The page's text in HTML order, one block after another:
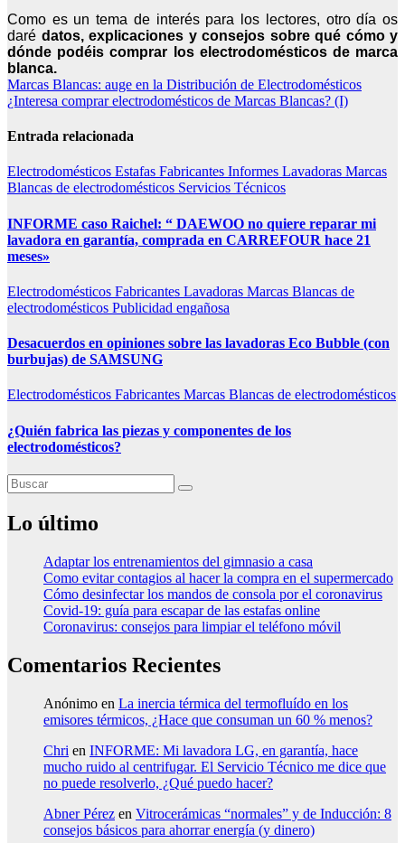
Como es un tema de interés para los lectores, otro día os
daré datos, explicaciones y consejos sobre qué cómo y
dónde podéis comprar los electrodomésticos de marca
blanca.
Navegación
de
entradas
Marcas Blancas: auge en la Distribución de Electrodomésticos
¿Interesa comprar electrodomésticos de Marcas Blancas? (I)
Entrada relacionada
Electrodomésticos Estafas Fabricantes Informes Lavadoras Marcas
Blancas de electrodomésticos Servicios Técnicos
INFORME caso Raichel: “ DAEWOO no quiere reparar mi
lavadora en garantía, comprada en CARREFOUR hace 21
meses»
Electrodomésticos Fabricantes Lavadoras Marcas Blancas de
electrodomésticos Publicidad engañosa
Desacuerdos en opiniones sobre las lavadoras Eco Bubble (con
burbujas) de SAMSUNG
Electrodomésticos Fabricantes Marcas Blancas de electrodomésticos
¿Quién fabrica las piezas y componentes de los
electrodomésticos?
Lo último
Adaptar los entrenamientos del gimnasio a casa
Como evitar contagios al hacer la compra en el supermercado
Cómo desinfectar los mandos de consola por el coronavirus
Covid-19: guía para escapar de las estafas online
Coronavirus: consejos para limpiar el teléfono móvil
Comentarios Recientes
Anónimo en La inercia térmica del termofluído en los
emisores térmicos, ¿Hace que consuman un 60 % menos?
Chri en INFORME: Mi lavadora LG, en garantía, hace
mucho ruido al centrifugar. El Servicio Técnico me dice que
no puede resolverlo, ¿Qué puedo hacer?
Abner Pérez en Vitrocerámicas “normales” y de Inducción: 8
consejos básicos para ahorrar energía (y dinero)